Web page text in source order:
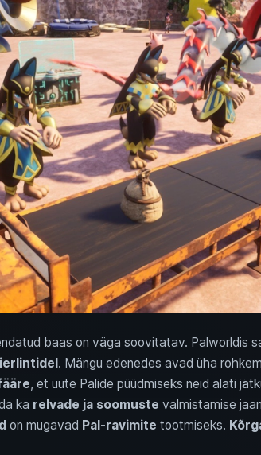
baas on väga soovitatav. Palworldis
. Mängu edenedes avad üha
, et uute Palide püüdmiseks neid alati
ka relvade ja soomuste valmistamise
on mugavad Pal-ravimite tootmiseks.